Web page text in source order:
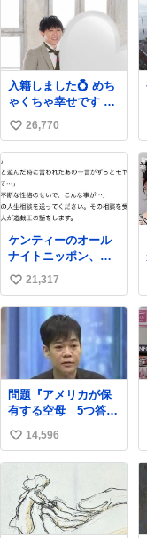
入籍しました💍 めち
ゃくちゃ幸せです 家
庭を守るためにも頑
張ります！
い
い
ね
数
26,770
ケンティーのオール
ナイトニッポン、内
容がもうおかしい #
中島健人ANN
い
い
21,317
問題『アメリカが保
有する空母 5つ答え
よ』 名倉「ホンマご
めん、日本」
い
い
数
14,596